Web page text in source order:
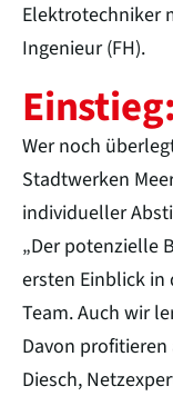
Elektrotechniker
Ingenieur (FH).
Wer noch
Stadtwerken
individueller
„Der potenzielle
ersten Einblick
Team. Auch wir
Davon
Diesch,